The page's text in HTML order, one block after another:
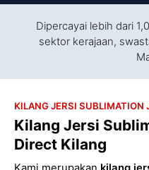
Dipercayai lebih dari
sektor kerajaan,
KILANG JERSI SUBLIMATION
Kilang Jersi
Direct Kilang